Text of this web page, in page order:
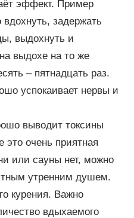
эффект. Пример
задержать
выдохнуть и
выдохе на то же
– пятнадцать раз.
успокаивает нервы и
выводит токсины
это очень приятная
или сауны нет, можно
утренним душем.
курения. Важно
вдыхаемого